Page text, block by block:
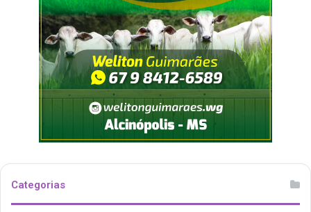
Categorias